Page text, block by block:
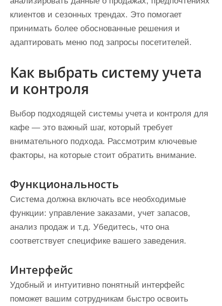
клиентов и сезонных трендах. Это помогает
принимать более обоснованные решения и
адаптировать меню под запросы посетителей.
Как выбрать систему учета
и контроля
Выбор подходящей системы учета и контроля для
кафе — это важный шаг, который требует
внимательного подхода. Рассмотрим ключевые
факторы, на которые стоит обратить внимание.
Функциональность
Система должна включать все необходимые
функции: управление заказами, учет запасов,
анализ продаж и т.д. Убедитесь, что она
соответствует специфике вашего заведения.
Интерфейс
Удобный и интуитивно понятный интерфейс
поможет вашим сотрудникам быстро освоить